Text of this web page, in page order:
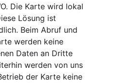
Die Karte wird lokal
Lösung ist
Beim Abruf und
werden keine
Daten an Dritte
werden von uns
der Karte keine